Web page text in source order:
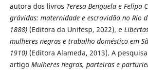
autora dos livros Teresa Benguela e Felipa
grávidas: maternidade e escravidão no Rio
1888)(Editora da Unifesp, 2022), e
mulheres negras e trabalho doméstico em
1910)(Editora Alameda, 2013). A
artigo Mulheres negras, parteiras e